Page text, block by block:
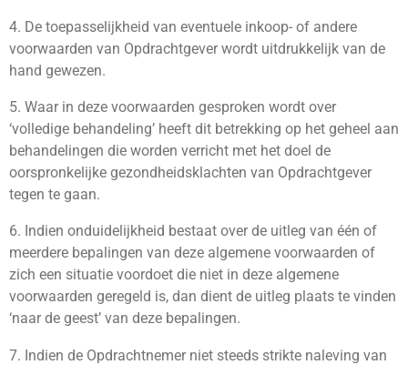
4. De toepasselijkheid van eventuele inkoop- of andere
voorwaarden van Opdrachtgever wordt uitdrukkelijk van de
hand gewezen.
5. Waar in deze voorwaarden gesproken wordt over
‘volledige behandeling’ heeft dit betrekking op het geheel aan
behandelingen die worden verricht met het doel de
oorspronkelijke gezondheidsklachten van Opdrachtgever
tegen te gaan.
6. Indien onduidelijkheid bestaat over de uitleg van één of
meerdere bepalingen van deze algemene voorwaarden of
zich een situatie voordoet die niet in deze algemene
voorwaarden geregeld is, dan dient de uitleg plaats te vinden
‘naar de geest’ van deze bepalingen.
7. Indien de Opdrachtnemer niet steeds strikte naleving van